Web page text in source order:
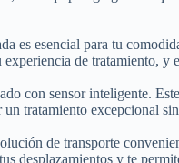
es esencial para tu
de tratamiento,
con sensor inteligente.
tratamiento excepcional
de transporte
desplazamientos y te